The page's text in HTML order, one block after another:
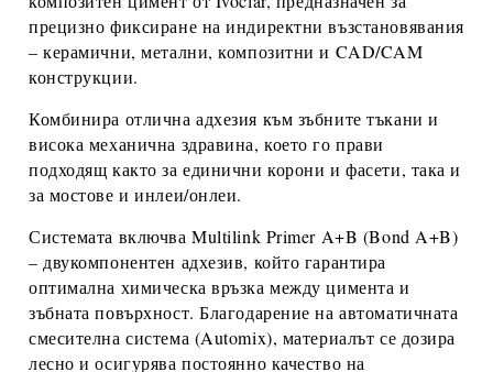
прецизно фиксиране на индиректни възстановявания
–керамични, метални, композитни и CAD/CAM
конструкции.
Комбинира отлична адхезия към зъбните тъкани и
висока механична здравина, което го прави
подходящ както заединични корони и фасети, така и
за мостове и инлеи/онлеи.
Системата включваMultilink Primer A+B (Bond A+B)
– двукомпонентен адхезив, който гарантира
оптимална химическа връзка между цимента и
зъбната повърхност. Благодарение на автоматичната
смесителна система (Automix), материалът се дозира
лесно и осигурява постоянно качество на